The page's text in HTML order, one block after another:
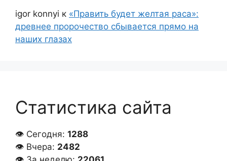
igor konnyi к «Править будет желтая раса»:
древнее пророчество сбывается прямо на
наших глазах
Статистика сайта
👁 Сегодня: 1288
👁 Вчера: 2482